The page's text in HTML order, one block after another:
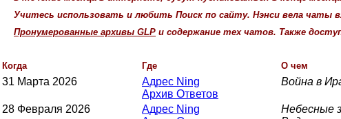
Учитесь использовать и любить Поиск по сайту. Нэнси вела чаты
Пронумерованные архивы GLP и содержание тех чатов. Также
Когда Где О чем
31 Марта 2026
Адрес Ning
Архив Ответов
Война в
28 Февраля 2026
Адрес Ning
Небесные